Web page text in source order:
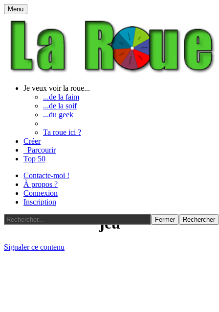
Menu
Je veux voir la roue...
...de la faim
...de la soif
...du geek
Ta roue ici ?
Créer
Parcourir
Top 50
Contacte-moi !
À propos ?
Connexion
Inscription
Fermer Rechercher
jeu
Signaler ce contenu